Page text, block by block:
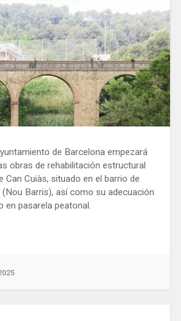
de Barcelona empezará
obras de rehabilitación estructural
Can Cuiàs, situado en el barrio de
Barris), así como su adecuación
en pasarela peatonal.